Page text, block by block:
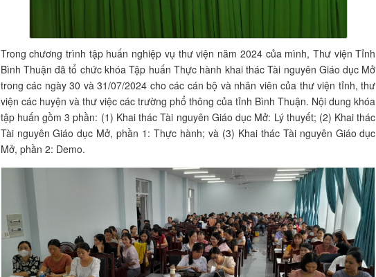
Trong chương trình tập huấn nghiệp vụ thư viện năm 2024 của mình, Thư viện Tỉnh
Bình Thuận đã tổ chức khóa Tập huấn Thực hành khai thác Tài nguyên Giáo dục Mở
trong các ngày 30 và 31/07/2024 cho các cán bộ và nhân viên của thư viện tỉnh, thư
viện các huyện và thư việc các trường phổ thông của tỉnh Bình Thuận. Nội dung khóa
tập huấn gồm 3 phần: (1) Khai thác Tài nguyên Giáo dục Mở: Lý thuyết; (2) Khai thác
Tài nguyên Giáo dục Mở, phần 1: Thực hành; và (3) Khai thác Tài nguyên Giáo dục
Mở, phần 2: Demo.